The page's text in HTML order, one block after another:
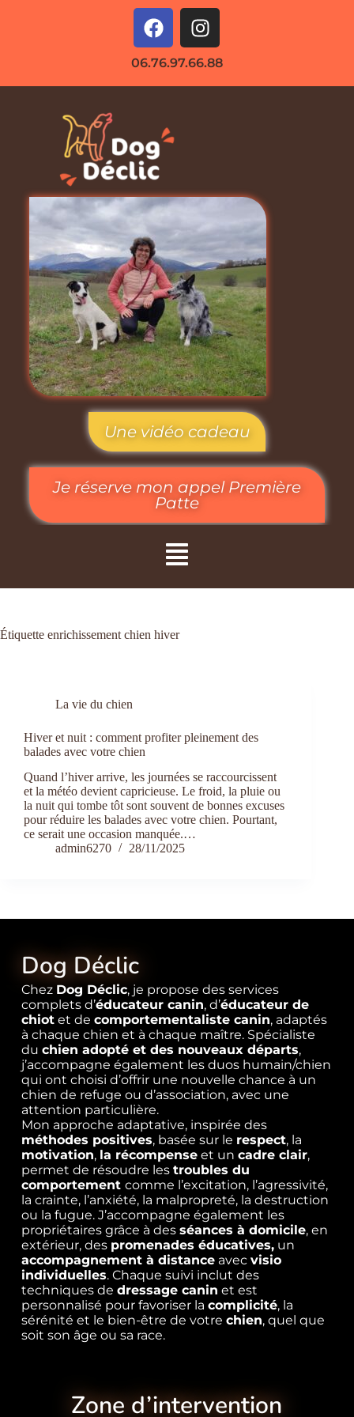
06.76.97.66.88
Une vidéo cadeau
Je réserve mon appel Première
Patte
Étiquette enrichissement chien hiver
La vie du chien
Hiver et nuit : comment profiter pleinement des
balades avec votre chien
Quand l’hiver arrive, les journées se raccourcissent
et la météo devient capricieuse. Le froid, la pluie ou
la nuit qui tombe tôt sont souvent de bonnes excuses
pour réduire les balades avec votre chien. Pourtant,
ce serait une occasion manquée.…
admin6270
28/11/2025
Dog Déclic
Chez Dog Déclic, je propose des services
complets d’éducateur canin, d’éducateur de
chiotet de comportementaliste canin, adaptés
à chaque chien et à chaque maître. Spécialiste
du chien adopté et des nouveaux départs,
j’accompagne également les duos humain/chien
qui ont choisi d’offrir une nouvelle chance à un
chien de refuge ou d’association, avec une
attention particulière.
Mon approche adaptative, inspirée des
méthodes positives, basée sur le respect, la
motivation, la récompenseet un cadre clair,
permet de résoudre les troubles du
comportement comme l’excitation, l’agressivité,
la crainte, l’anxiété, la malpropreté, la destruction
ou la fugue. J’accompagne également les
propriétaires grâce à des séances à domicile, en
extérieur, des promenades éducatives,un
accompagnement à distanceavec visio
individuelles. Chaque suivi inclut des
techniques de dressage canin et est
personnalisé pour favoriser la complicité, la
sérénité et le bien-être de votre chien, quel que
soit son âge ou sa race.
Zone d’intervention